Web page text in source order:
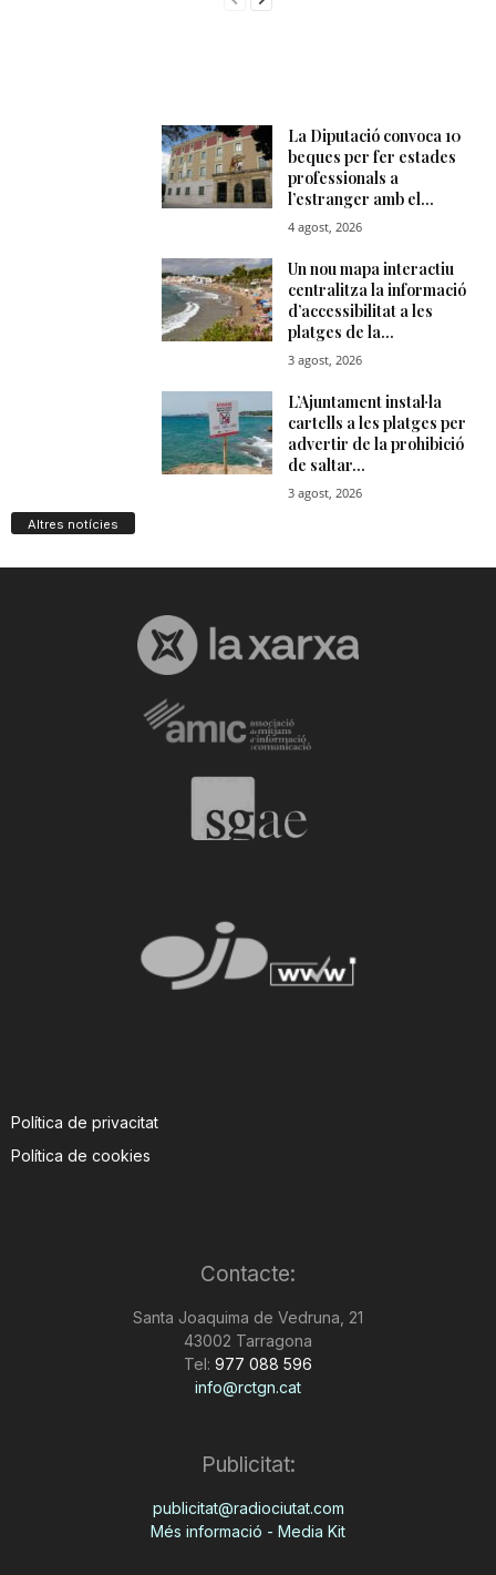
Altres notícies
Política de privacitat
Política de cookies
Contacte:
Santa Joaquima de Vedruna, 21
43002 Tarragona
Tel: 977 088 596
info@rctgn.cat
Publicitat:
publicitat@radiociutat.com
Més informació - Media Kit